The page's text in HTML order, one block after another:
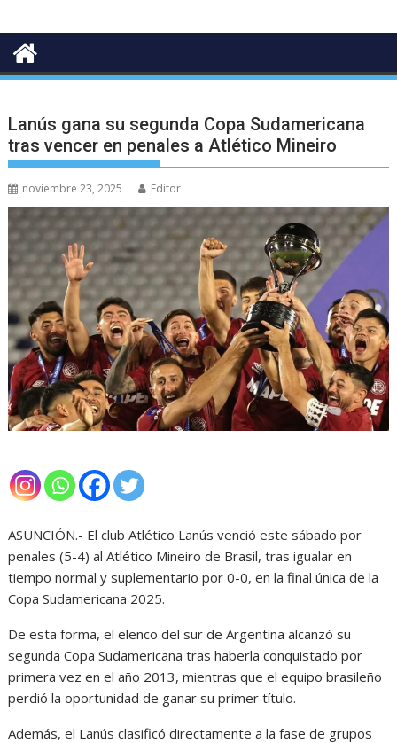
Lanús gana su segunda Copa Sudamericana
tras vencer en penales a Atlético Mineiro
noviembre 23, 2025 Editor
ASUNCIÓN.- El club Atlético Lanús venció este sábado por
penales (5-4) al Atlético Mineiro de Brasil, tras igualar en
tiempo normal y suplementario por 0-0, en la final única de la
Copa Sudamericana 2025.
De esta forma, el elenco del sur de Argentina alcanzó su
segunda Copa Sudamericana tras haberla conquistado por
primera vez en el año 2013, mientras que el equipo brasileño
perdió la oportunidad de ganar su primer título.
Además, el Lanús clasificó directamente a la fase de grupos